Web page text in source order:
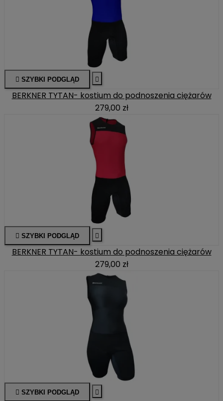
 SZYBKI PODGLĄD 
BERKNER TYTAN- kostium do podnoszenia ciężarów
279,00 zł
 SZYBKI PODGLĄD 
BERKNER TYTAN- kostium do podnoszenia ciężarów
279,00 zł
 SZYBKI PODGLĄD 